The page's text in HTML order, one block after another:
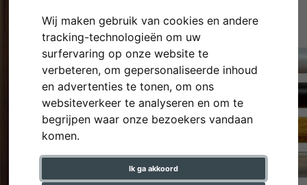
Wij maken gebruik van cookies en andere
tracking-technologieën om uw
surfervaring op onze website te
verbeteren, om gepersonaliseerde inhoud
en advertenties te tonen, om ons
websiteverkeer te analyseren en om te
begrijpen waar onze bezoekers vandaan
komen.
Ik ga akkoord
Terug